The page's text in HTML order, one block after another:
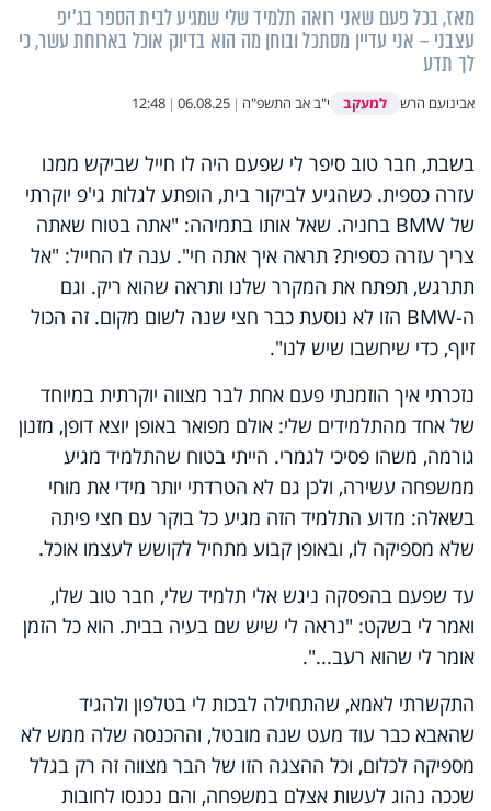
מאז, בכל פעם שאני רואה תלמיד שלי שמגיע לבית הספר בג'יפ
עצבני – אני עדיין מסתכל ובוחן מה הוא בדיוק אוכל בארוחת עשר, כי
לך תדע
אבינועם הרש למעקב י"ב אב התשפ"ה |
06.08.25
|
12:48
בשבת, חבר טוב סיפר לי שפעם היה לו חייל שביקש ממנו
עזרה כספית. כשהגיע לביקור בית, הופתע לגלות גי'פ יוקרתי
של BMW בחניה. שאל אותו בתמיהה: "אתה בטוח שאתה
צריך עזרה כספית? תראה איך אתה חי". ענה לו החייל: "אל
תתרגש, תפתח את המקרר שלנו ותראה שהוא ריק. וגם
ה-BMW הזו לא נוסעת כבר חצי שנה לשום מקום. זה הכול
זיוף, כדי שיחשבו שיש לנו".
נזכרתי איך הוזמנתי פעם אחת לבר מצווה יוקרתית במיוחד
של אחד מהתלמידים שלי: אולם מפואר באופן יוצא דופן, מזנון
גורמה, משהו פסיכי לגמרי. הייתי בטוח שהתלמיד מגיע
ממשפחה עשירה, ולכן גם לא הטרדתי יותר מידי את מוחי
בשאלה: מדוע התלמיד הזה מגיע כל בוקר עם חצי פיתה
שלא מספיקה לו, ובאופן קבוע מתחיל לקושש לעצמו אוכל.
עד שפעם בהפסקה ניגש אלי תלמיד שלי, חבר טוב שלו,
ואמר לי בשקט: "נראה לי שיש שם בעיה בבית. הוא כל הזמן
אומר לי שהוא רעב...".
התקשרתי לאמא, שהתחילה לבכות לי בטלפון ולהגיד
שהאבא כבר עוד מעט שנה מובטל, וההכנסה שלה ממש לא
מספיקה לכלום, וכל ההצגה הזו של הבר מצווה זה רק בגלל
שככה נהוג לעשות אצלם במשפחה, והם נכנסו לחובות